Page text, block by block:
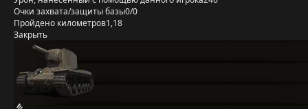
Очки захвата/защиты базы0/0
Пройдено километров1,18
Закрыть